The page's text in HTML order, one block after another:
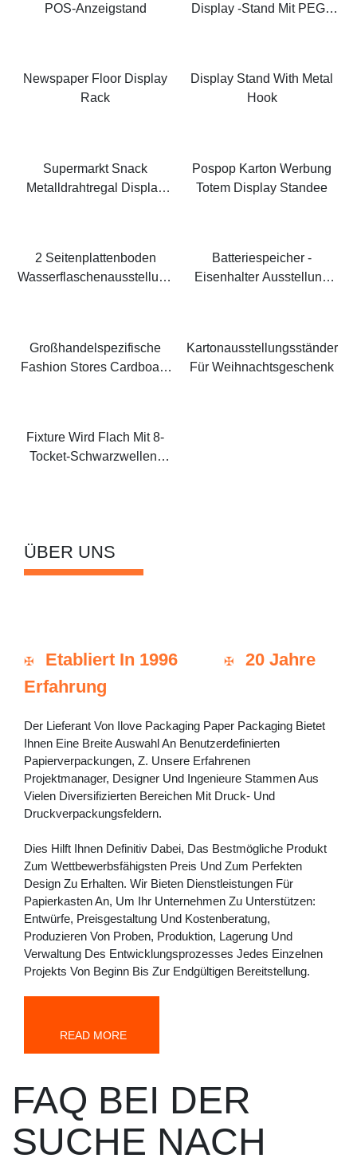
POS-Anzeigstand
Display -Stand Mit PEG -
Newspaper Floor Display
Rack
Display Stand With Metal
Hook
Supermarkt Snack
Metalldrahtregal Display
Pospop Karton Werbung
Totem Display Standee
2 Seitenplattenboden
Wasserflaschenausstellung
Batteriespeicher -
Eisenhalter Ausstellung
Großhandelspezifische
Fashion Stores Cardboard
Kartonausstellungsständer
Für Weihnachtsgeschenk
Fixture Wird Flach Mit 8-
Tocket-Schwarzwellen-
ÜBER UNS
✠ Etabliert In 1996 ✠
20 Jahre
Erfahrung
Der Lieferant Von Ilove Packaging Paper Packaging Bietet
Ihnen Eine Breite Auswahl An Benutzerdefinierten
Papierverpackungen, Z. Unsere Erfahrenen
Projektmanager, Designer Und Ingenieure Stammen Aus
Vielen Diversifizierten Bereichen Mit Druck- Und
Druckverpackungsfeldern.
Dies Hilft Ihnen Definitiv Dabei, Das Bestmögliche Produkt
Zum Wettbewerbsfähigsten Preis Und Zum Perfekten
Design Zu Erhalten. Wir Bieten Dienstleistungen Für
Papierkasten An, Um Ihr Unternehmen Zu Unterstützen:
Entwürfe, Preisgestaltung Und Kostenberatung,
Produzieren Von Proben, Produktion, Lagerung Und
Verwaltung Des Entwicklungsprozesses Jedes Einzelnen
Projekts Von Beginn Bis Zur Endgültigen Bereitstellung.
READ MORE
FAQ BEI DER
SUCHE NACH